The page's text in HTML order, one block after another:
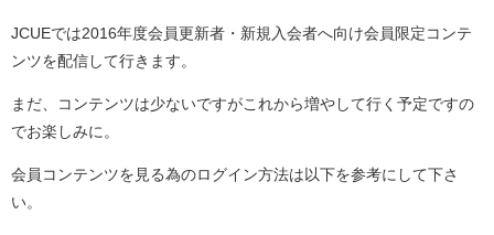
JCUEでは2016年度会員更新者・新規入会者へ向け会員限定コンテ
ンツを配信して行きます。
まだ、コンテンツは少ないですがこれから増やして行く予定ですの
でお楽しみに。
会員コンテンツを見る為のログイン方法は以下を参考にして下さ
い。